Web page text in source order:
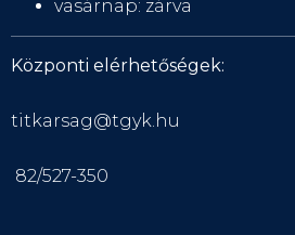
vasárnap: zárva
Központi elérhetőségek:
titkarsag@tgyk.hu
82/527-350